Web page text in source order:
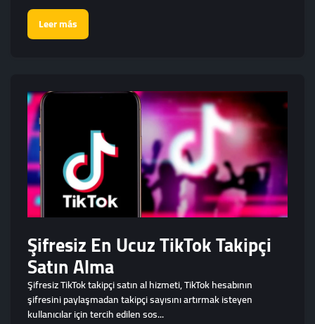
Leer más
Şifresiz En Ucuz TikTok Takipçi
Satın Alma
Şifresiz TikTok takipçi satın al hizmeti, TikTok hesabının
şifresini paylaşmadan takipçi sayısını artırmak isteyen
kullanıcılar için tercih edilen sos...